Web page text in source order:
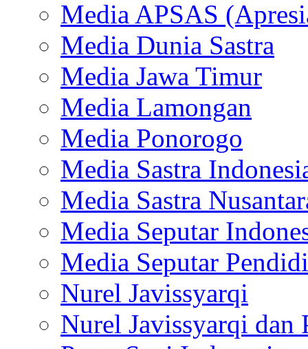
Media APSAS
Media Dunia Sastra
Media Jawa Timur
Media Lamongan
Media Ponorogo
Media Sastra
Media Sastra
Media Seputar
Media Seputar
Nurel Javissyarqi
Nurel Javissyarqi dan